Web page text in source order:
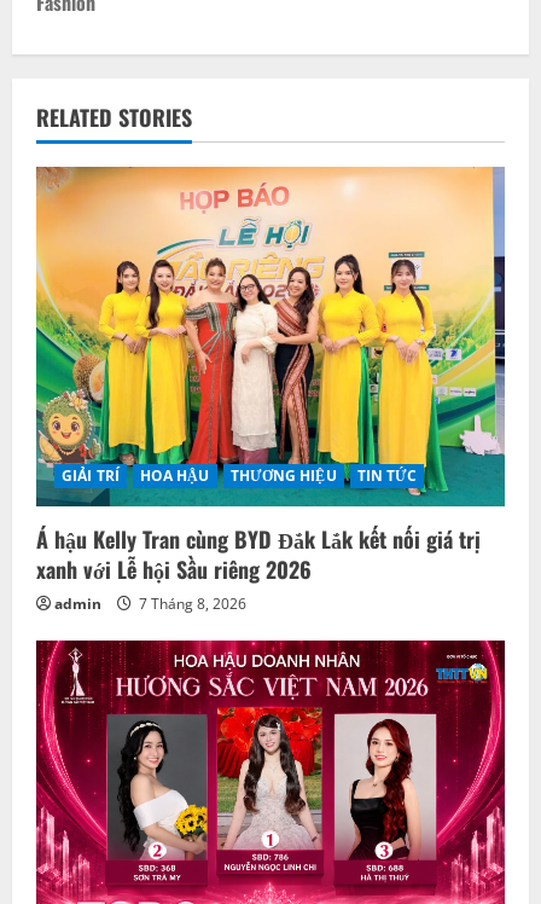
a
v
i
g
a
t
i
o
n
RELATED STORIES
GIẢI TRÍ HOA HẬU THƯƠNG HIỆU TIN TỨC
Á hậu Kelly Tran cùng BYD Đắk Lắk kết nối giá trị
xanh với Lễ hội Sầu riêng 2026
admin 7 Tháng 8, 2026